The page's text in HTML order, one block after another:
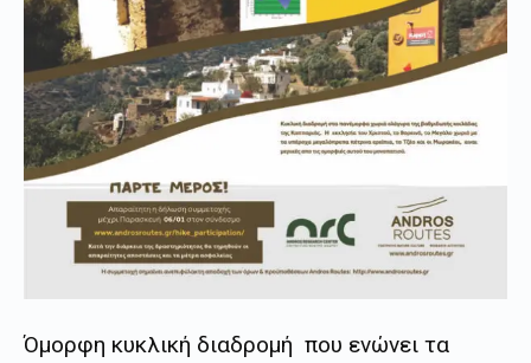
Όμορφη κυκλική διαδρομή που ενώνει τα